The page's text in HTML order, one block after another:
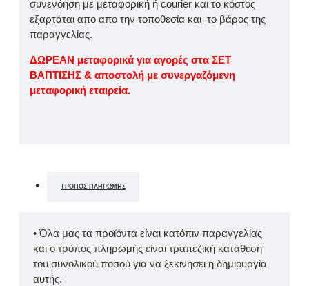
συνενόηση με μεταφορική ή courier και το κόστος
εξαρτάται απο απο την τοποθεσία και το βάρος της
παραγγελίας.
ΔΩΡΕΑΝ μεταφορικά για αγορές στα ΣΕΤ
ΒΑΠΤΙΣΗΣ & αποστολή με συνεργαζόμενη
μεταφορική εταιρεία.
ΤΡΌΠΟΣ ΠΛΗΡΩΜΉΣ
• Όλα μας τα προϊόντα είναι κατόπιν παραγγελίας
και ο τρόπος πληρωμής είναι τραπεζική κατάθεση
του συνολικού ποσού για να ξεκινήσει η δημιουργία
αυτής.